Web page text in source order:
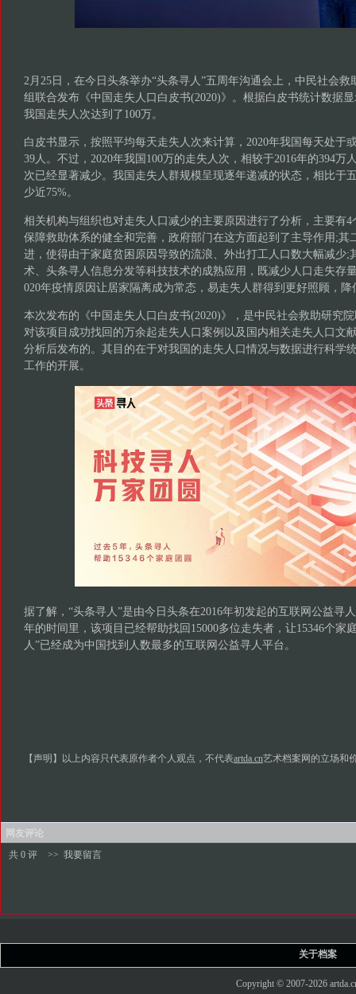
2月25日，在今日头条举办“头条寻人”五周年沟通会上，中民社会救
组联合发布《中国走失人口白皮书(2020)》。根据白皮书统计数据
我国走失人次达到了100万。
白皮书显示，按照平均每天走失人次来计算，2020年我国每天处于
39人。不过，2020年我国100万的走失人次，相较于2016年的394万
次已经显著减少。我国走失人群规模呈现逐年递减的状态，相比于
少近75%。
相关机构与组织也对走失人口减少的主要原因进行了分析，主要有
保障救助体系的健全和完善，政府部门在这方面起到了主导作用;其
进，使得由于家庭贫困原因导致的流浪、外出打工人口数大幅减少;
术、头条寻人信息分发等科技技术的成熟应用，既减少人口走失存
020年疫情原因让居家隔离成为常态，易走失人群得到更好照顾，
本次发布的《中国走失人口白皮书(2020)》，是中民社会救助研究
对该项目成功找回的万余起走失人口案例以及国内相关走失人口文
分析后发布的。其目的在于对我国的走失人口情况与数据进行科学
工作的开展。
据了解，“头条寻人”是由今日头条在2016年初发起的互联网公益寻
年的时间里，该项目已经帮助找回15000多位走失者，让15346个家
人”已经成为中国找到人数最多的互联网公益寻人平台。
【声明】以上内容只代表原作者个人观点，不代表artda.cn艺术档案网的立场和
网友评论
共 0 评
>> 我要留言
关于档案
Copyright © 2007-2026